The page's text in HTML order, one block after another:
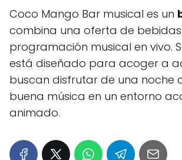
Coco Mango Bar musical es un
combina una oferta de
programación musical en vivo.
está diseñado para acoger a
buscan disfrutar de una noche
buena música en un entorno
animado.